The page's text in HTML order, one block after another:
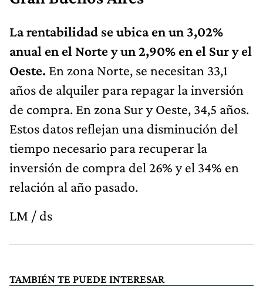
La rentabilidad se ubica en un 3,02%
anual en el Norte y un 2,90% en el Sur y el
Oeste. En zona Norte, se necesitan 33,1
años de alquiler para repagar la inversión
de compra. En zona Sur y Oeste, 34,5 años.
Estos datos reflejan una disminución del
tiempo necesario para recuperar la
inversión de compra del 26% y el 34% en
relación al año pasado.
LM / ds
TAMBIÉN TE PUEDE INTERESAR